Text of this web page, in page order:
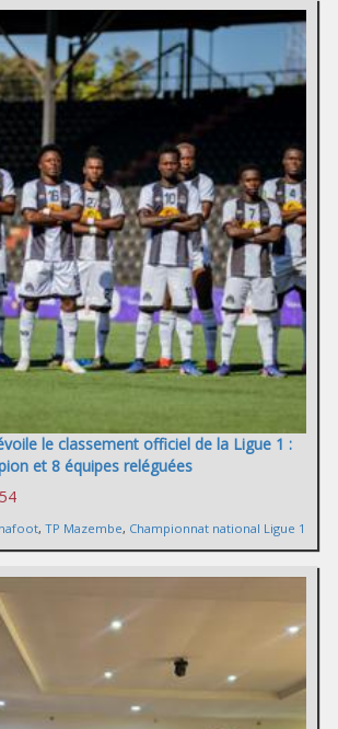
le classement officiel de la Ligue 1 :
et 8 équipes reléguées
, TP Mazembe, Championnat national Ligue 1